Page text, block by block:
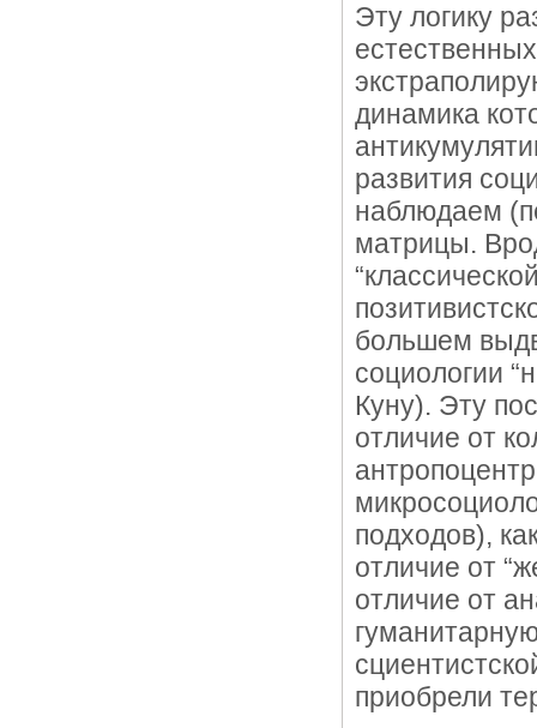
Эту логику
динамика
развития
наблюдаем
матрицы.
большем
социологии
Куну). Эту
отличие от
подходов),
отличие от
отличие от
приобрели